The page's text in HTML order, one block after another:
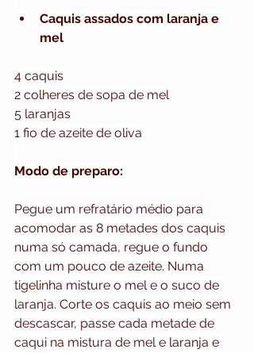
Caquis assados com laranja e
mel
4 caquis
2 colheres de sopa de mel
5 laranjas
1 fio de azeite de oliva
Modo de preparo:
Pegue um refratário médio para
acomodar as 8 metades dos caquis
numa só camada, regue o fundo
com um pouco de azeite. Numa
tigelinha misture o mel e o suco de
laranja. Corte os caquis ao meio sem
descascar, passe cada metade de
caqui na mistura de mel e laranja e